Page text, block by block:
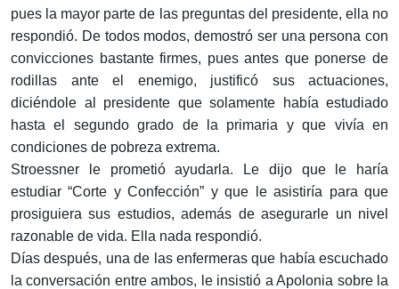
pues la mayor parte de las preguntas del presidente, ella no
respondió. De todos modos, demostró ser una persona con
convicciones bastante firmes, pues antes que ponerse de
rodillas ante el enemigo, justificó sus actuaciones,
diciéndole al presidente que solamente había estudiado
hasta el segundo grado de la primaria y que vivía en
condiciones de pobreza extrema.
Stroessner le prometió ayudarla. Le dijo que le haría
estudiar “Corte y Confección” y que le asistiría para que
prosiguiera sus estudios, además de asegurarle un nivel
razonable de vida. Ella nada respondió.
Días después, una de las enfermeras que había escuchado
la conversación entre ambos, le insistió a Apolonia sobre la